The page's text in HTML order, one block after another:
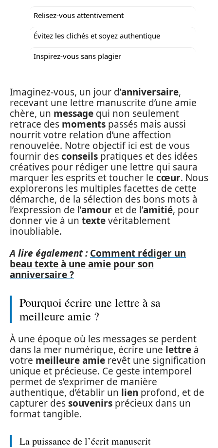
Relisez-vous attentivement
Évitez les clichés et soyez authentique
Inspirez-vous sans plagier
Imaginez-vous, un jour d’anniversaire,
recevant une lettre manuscrite d’une amie
chère, un message qui non seulement
retrace des moments passés mais aussi
nourrit votre relation d’une affection
renouvelée. Notre objectif ici est de vous
fournir desconseils pratiques et des idées
créatives pour rédiger une lettre qui saura
marquer les esprits et toucher le cœur. Nous
explorerons les multiples facettes de cette
démarche, de la sélection des bons mots à
l’expression de l’amour et de l’amitié, pour
donner vie à un textevéritablement
inoubliable.
A lire également : Comment rédiger un
beau texte à une amie pour son
anniversaire ?
Pourquoi écrire une lettre à sa
meilleure amie ?
À une époque où les messages se perdent
dans la mer numérique, écrire une lettre à
votre meilleure amie revêt une signification
unique et précieuse. Ce geste intemporel
permet de s’exprimer de manière
authentique, d’établir un lien profond, et de
capturer dessouvenirs précieux dans un
format tangible.
La puissance de l’écrit manuscrit